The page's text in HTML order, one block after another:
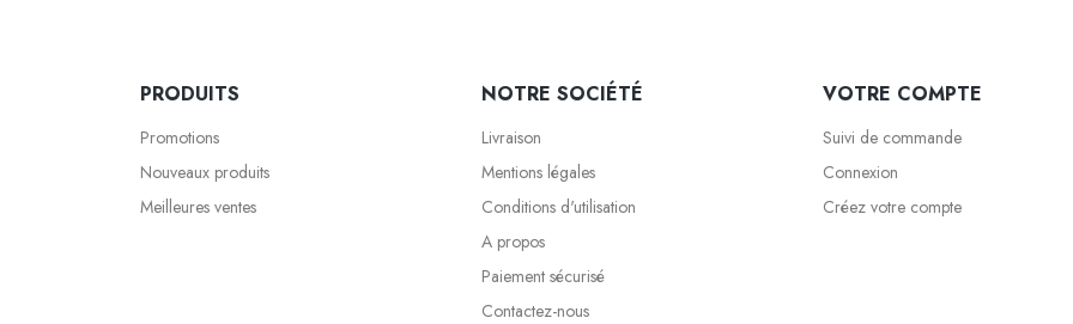
PRODUITS
Promotions
Nouveaux produits
Meilleures ventes
NOTRE SOCIÉTÉ
Livraison
Mentions légales
Conditions d'utilisation
A propos
Paiement sécurisé
Contactez-nous
VOTRE COMPTE
Suivi de commande
Connexion
Créez votre compte